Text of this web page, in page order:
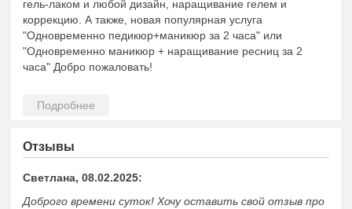
гель-лаком и любой дизайн, наращивание гелем и
коррекцию. А также, новая популярная услуга
"Одновременно педикюр+маникюр за 2 часа" или
"Одновременно маникюр + наращивание ресниц за 2
часа" Добро пожаловать!
Отзывы
Светлана, 08.02.2025:
Доброго времени суток! Хочу оставить свой отзыв про